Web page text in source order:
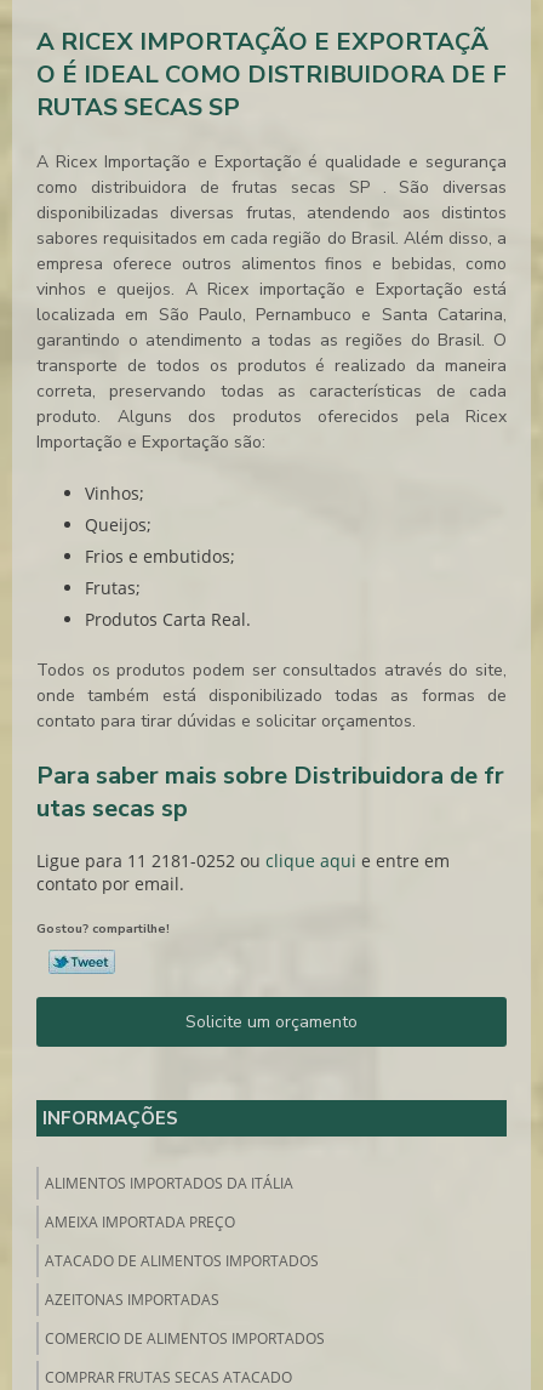
A RICEX IMPORTAÇÃO E EXPORTAÇÃ
O É IDEAL COMO DISTRIBUIDORA DE F
RUTAS SECAS SP
A Ricex Importação e Exportação é qualidade e segurança
como distribuidora de frutas secas SP . São diversas
disponibilizadas diversas frutas, atendendo aos distintos
sabores requisitados em cada região do Brasil. Além disso, a
empresa oferece outros alimentos finos e bebidas, como
vinhos e queijos. A Ricex importação e Exportação está
localizada em São Paulo, Pernambuco e Santa Catarina,
garantindo o atendimento a todas as regiões do Brasil. O
transporte de todos os produtos é realizado da maneira
correta, preservando todas as características de cada
produto. Alguns dos produtos oferecidos pela Ricex
Importação e Exportação são:
Vinhos;
Queijos;
Frios e embutidos;
Frutas;
Produtos Carta Real.
Todos os produtos podem ser consultados através do site,
onde também está disponibilizado todas as formas de
contato para tirar dúvidas e solicitar orçamentos.
Para saber mais sobre Distribuidora de fr
utas secas sp
Ligue para 11 2181-0252 ou clique aqui e entre em
contato por email.
Gostou? compartilhe!
Solicite um orçamento
INFORMAÇÕES
ALIMENTOS IMPORTADOS DA ITÁLIA
AMEIXA IMPORTADA PREÇO
ATACADO DE ALIMENTOS IMPORTADOS
AZEITONAS IMPORTADAS
COMERCIO DE ALIMENTOS IMPORTADOS
COMPRAR FRUTAS SECAS ATACADO